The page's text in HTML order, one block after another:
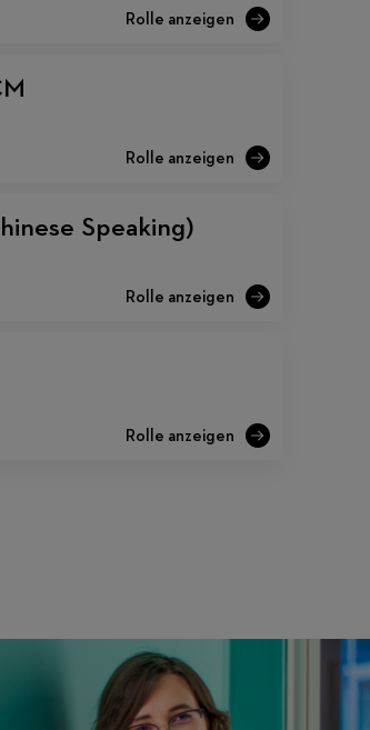
Speaking)